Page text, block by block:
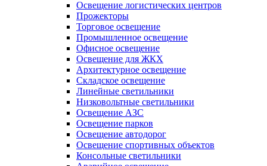
Освещение логистических центров
Прожекторы
Торговое освещение
Промышленное освещение
Офисное освещение
Освещение для ЖКХ
Архитектурное освещение
Складское освещение
Линейные светильники
Низковольтные светильники
Освещение АЗС
Освещение парков
Освещение автодорог
Освещение спортивных объектов
Консольные светильники